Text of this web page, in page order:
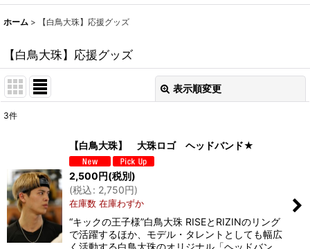
ホーム > 【白鳥大珠】応援グッズ
【白鳥大珠】応援グッズ
表示順変更
並び順:
絞り込む
3件
【白鳥大珠】 大珠ロゴ ヘッドバンド★
2,500円(税別)
(税込: 2,750円)
在庫数 在庫わずか
“キックの王子様”白鳥大珠 RISEとRIZINのリング
で活躍するほか、モデル・タレントとしても幅広
く活動する白鳥大珠のオリジナル「ヘッドバン